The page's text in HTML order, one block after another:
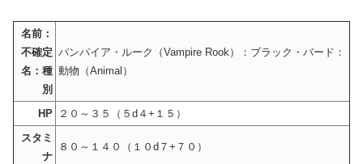
名前：
不確定
名：種
別
バンパイア・ルーク（Vampire Rook）：ブラック・バード：
動物（Animal）
HP
２０～３５（５d４+１５）
スタミ
ナ
８０～１４０（１０d７+７０）